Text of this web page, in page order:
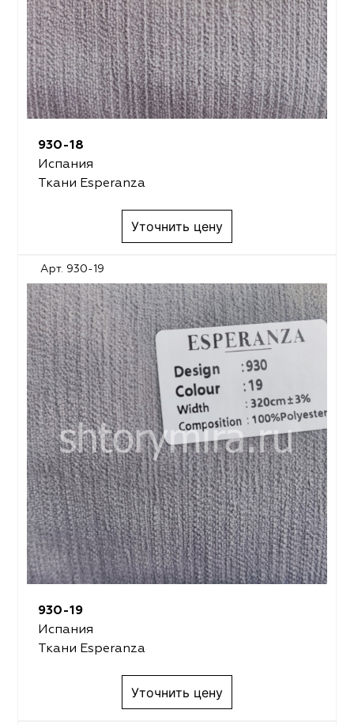
930-18
Испания
Ткани Esperanza
Уточнить цену
Арт. 930-19
930-19
Испания
Ткани Esperanza
Уточнить цену